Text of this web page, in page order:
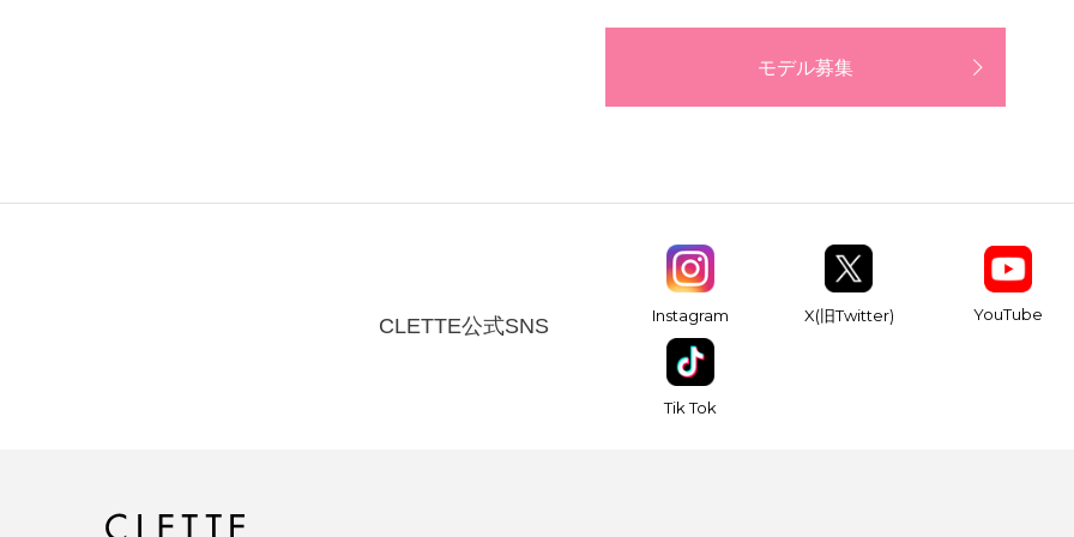
モデル募集
CLETTE公式SNS Instagram X(旧Twitter) YouTube
Tik Tok